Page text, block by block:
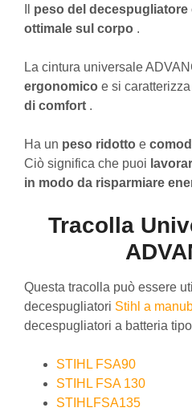
peso del
ottimale sul corpo .
La cintura universale
ergonomico e si
di comfort .
Ha un peso ridotto e
Ciò significa che puoi
in modo da risparmiare
Tracolla
Questa tracolla può essere
decespugliatori Stihl a
decespugliatori a batteria
STIHL FSA90
STIHL FSA 130
STIHLFSA135